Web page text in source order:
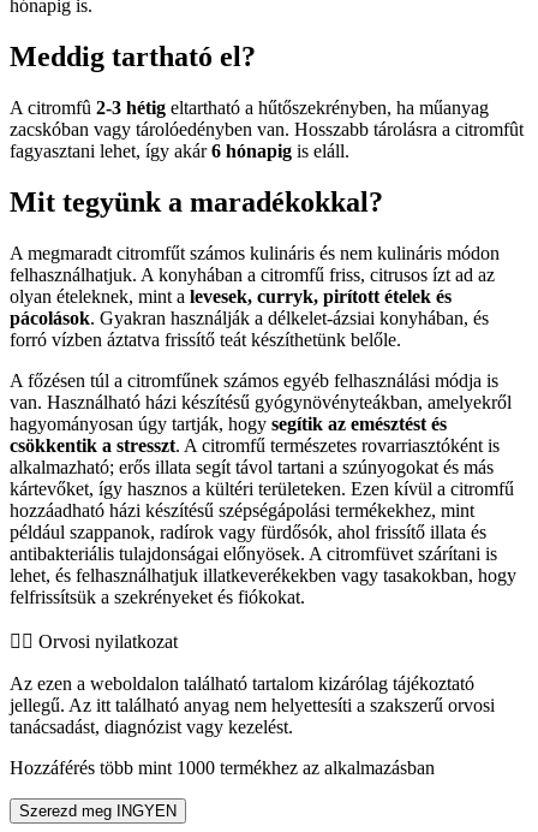
hónapig is.
Meddig tartható el?
A citromfû 2-3 hétig eltartható a hűtőszekrényben, ha műanyag
zacskóban vagy tárolóedényben van. Hosszabb tárolásra a citromfût
fagyasztani lehet, így akár6 hónapig is eláll.
Mit tegyünk a maradékokkal?
A megmaradt citromfűt számos kulináris és nem kulináris módon
felhasználhatjuk. A konyhában a citromfű friss, citrusos ízt ad az
olyan ételeknek, mint a levesek, curryk, pirított ételek és
pácolások. Gyakran használják a délkelet-ázsiai konyhában, és
forró vízben áztatva frissítő teát készíthetünk belőle.
A főzésen túl a citromfűnek számos egyéb felhasználási módja is
van. Használható házi készítésű gyógynövényteákban, amelyekről
hagyományosan úgy tartják, hogy segítik az emésztést és
csökkentik a stresszt. A citromfű természetes rovarriasztóként is
alkalmazható; erős illata segít távol tartani a szúnyogokat és más
kártevőket, így hasznos a kültéri területeken. Ezen kívül a citromfű
hozzáadható házi készítésű szépségápolási termékekhez, mint
például szappanok, radírok vagy fürdősók, ahol frissítő illata és
antibakteriális tulajdonságai előnyösek. A citromfüvet szárítani is
lehet, és felhasználhatjuk illatkeverékekben vagy tasakokban, hogy
felfrissítsük a szekrényeket és fiókokat.
👨‍⚕️️ Orvosi nyilatkozat
Az ezen a weboldalon található tartalom kizárólag tájékoztató
jellegű. Az itt található anyag nem helyettesíti a szakszerű orvosi
tanácsadást, diagnózist vagy kezelést.
Hozzáférés több mint 1000 termékhez az alkalmazásban
Szerezd meg INGYEN